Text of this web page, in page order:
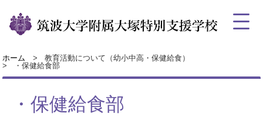
ホーム
教育活動について（幼小中高・保健給食）
・保健給食部
・保健給食部